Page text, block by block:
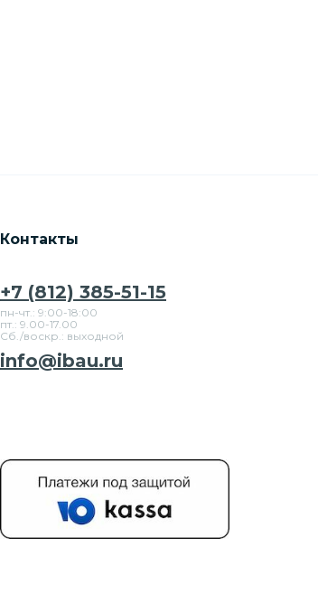
+7 (812) 385-51-15
пн-чт.: 9:00-18:00
пт.: 9.00-17.00
Сб./воскр.: выходной
Контакты
info@ibau.ru